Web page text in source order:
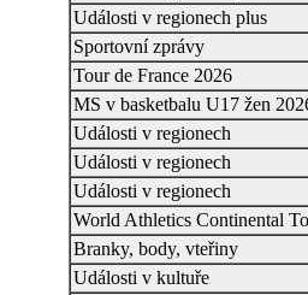
Události v regionech plus
Sportovní zprávy
Tour de France 2026
MS v basketbalu U17 žen
Události v regionech
Události v regionech
Události v regionech
World Athletics Continental
Branky, body, vteřiny
Události v kultuře